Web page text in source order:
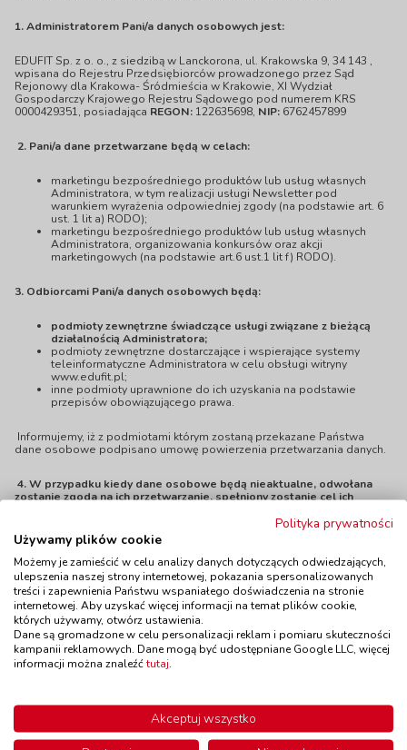
1. Administratorem Pani/a danych osobowych jest:
EDUFIT Sp. z o. o., z siedzibą w Lanckorona, ul. Krakowska 9, 34 143 ,
wpisana do Rejestru Przedsiębiorców prowadzonego przez Sąd
Rejonowy dla Krakowa- Śródmieścia w Krakowie, XI Wydział
Gospodarczy Krajowego Rejestru Sądowego pod numerem KRS
0000429351, posiadająca REGON: 122635698, NIP: 6762457899
2. Pani/a dane przetwarzane będą w celach:
marketingu bezpośredniego produktów lub usług własnych
Administratora, w tym realizacji usługi Newsletter pod
warunkiem wyrażenia odpowiedniej zgody (na podstawie art. 6
ust. 1 lit a) RODO);
marketingu bezpośredniego produktów lub usług własnych
Administratora, organizowania konkursów oraz akcji
marketingowych (na podstawie art.6 ust.1 lit f) RODO).
3. Odbiorcami Pani/a danych osobowych będą:
podmioty zewnętrzne świadczące usługi związane z bieżącą
działalnością Administratora;
podmioty zewnętrzne dostarczające i wspierające systemy
teleinformatyczne Administratora w celu obsługi witryny
www.edufit.pl;
inne podmioty uprawnione do ich uzyskania na podstawie
przepisów obowiązującego prawa.
Informujemy, iż z podmiotami którym zostaną przekazane Państwa
dane osobowe podpisano umowę powierzenia przetwarzania danych.
4.W przypadku kiedy dane osobowe będą nieaktualne, odwołana
zostanie zgoda na ich przetwarzanie, spełniony zostanie cel ich
przetwarzanie danych osobowych albo też ich przechowywanie z
uzasadnionych przyczyn będzie niedopuszczalne, przechowywane
dane osobowe będą usunięte.
5. Posiada Pani/Pan:
prawo dostępu do swoich danych, ich sprostowania, żądania ich
usunięcia, prawo ograniczenia przetwarzania i prawo
przenoszenia danych,
prawo do wniesienia sprzeciwu wobec przetwarzania danych na
podstawie uzasadnionego interesu Administratora lub wobec
Urzędu Ochrony Danych Osobowych, jeżeli Twoje dane są
przetwarzane niezgodnie z wymogami prawnymi,
prawo do cofnięcia zgody w dowolnym momencie (bez wpływu
na zgodność z prawem przetwarzania, którego dokonano na
Polityka prywatności
Używamy plików cookie
Możemy je zamieścić w celu analizy danych dotyczących odwiedzających,
ulepszenia naszej strony internetowej, pokazania spersonalizowanych
treści i zapewnienia Państwu wspaniałego doświadczenia na stronie
internetowej. Aby uzyskać więcej informacji na temat plików cookie,
których używamy, otwórz ustawienia.
Dane są gromadzone w celu personalizacji reklam i pomiaru skuteczności
kampanii reklamowych. Dane mogą być udostępniane Google LLC, więcej
informacji można znaleźćtutaj.
Akceptuj wszystko